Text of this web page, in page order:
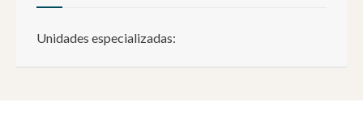
Unidades especializadas: